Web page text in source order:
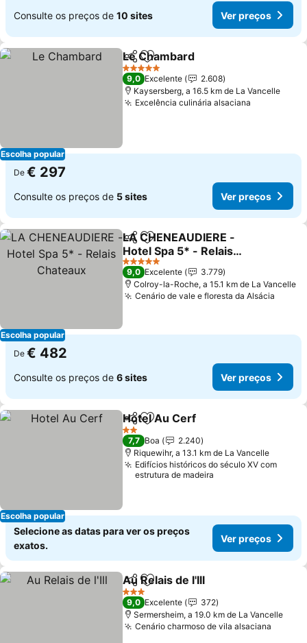
Consulte os preços de 10 sites Ver preços
Escolha popular
PartilharAdicionar aos favoritos
Le Chambard
5 Estrelas
9,0 Excelente
2.608
Kaysersberg, a 16.5 km de La Vancelle
Excelência culinária alsaciana
De € 297
Consulte os preços de 5 sites Ver preços
Escolha popular
PartilharAdicionar aos favoritos
LA CHENEAUDIERE -
Hotel Spa 5* - Relais
Chateaux
5 Estrelas
9,0 Excelente
3.779
Colroy-la-Roche, a 15.1 km de La Vancelle
Cenário de vale e floresta da Alsácia
De € 482
Consulte os preços de 6 sites Ver preços
Escolha popular
PartilharAdicionar aos favoritos
Hotel Au Cerf
2 Estrelas
7,7 Boa
2.240
Riquewihr, a 13.1 km de La Vancelle
Edifícios históricos do século XV com
estrutura de madeira
Selecione as datas para ver os preços
exatos.
Ver preços
PartilharAdicionar aos favoritos
Au Relais de l'Ill
3 Estrelas
9,0 Excelente
372
Sermersheim, a 19.0 km de La Vancelle
Cenário charmoso de vila alsaciana